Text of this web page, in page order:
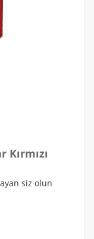
siz olun